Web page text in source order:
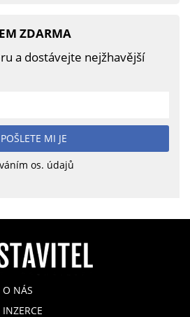
ZDARMA
a dostávejte nejžhavější
POŠLETE MI JE
os. údajů
O NÁS
INZERCE